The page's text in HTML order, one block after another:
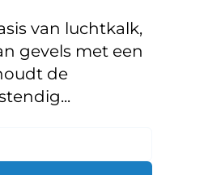
van luchtkalk,
gevels met een
de